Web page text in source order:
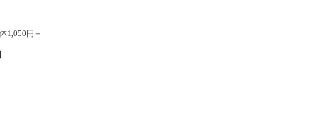
1,050円＋